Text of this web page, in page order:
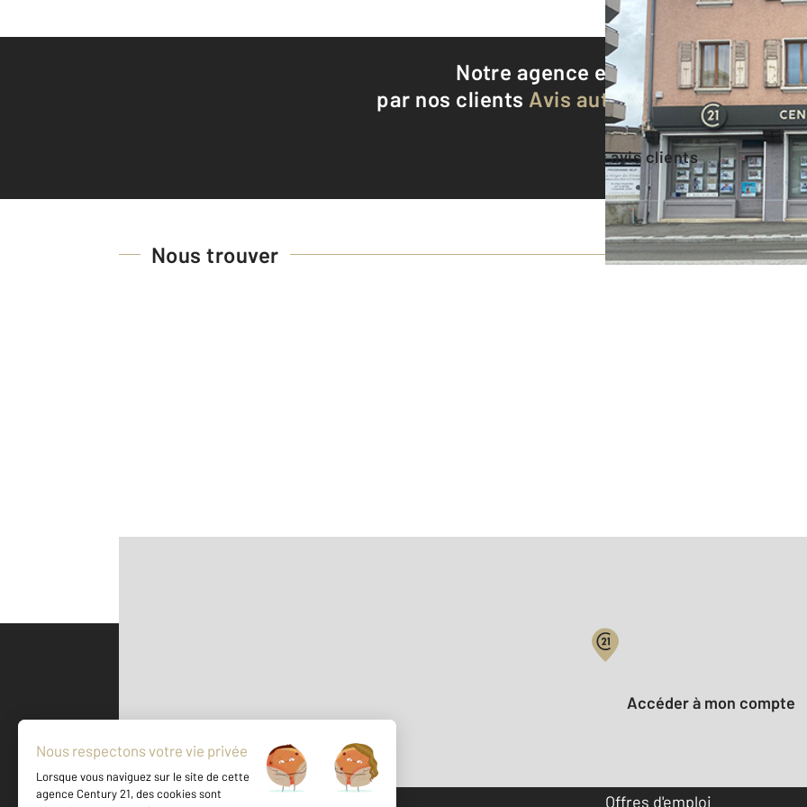
Notre agence est notée8,8/10
par nos clients Avis authentifiés par
Voir tous les avis clients
Nous trouver
500 m ©Mappy
Votre compte :
Accéder à mon compte
Offres d'emploi